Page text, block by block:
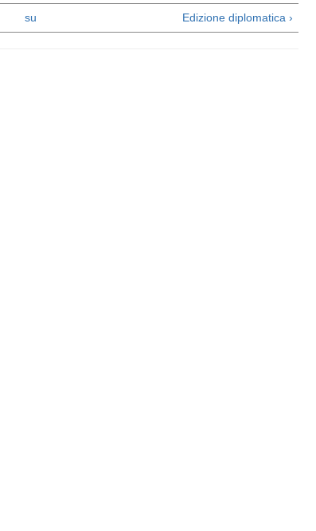
su Edizione diplomatica ›